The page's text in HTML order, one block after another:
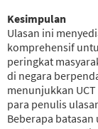
Kesimpulan
Ulasan ini
komprehensif
peringkat
di negara
menunjukkan
para penulis
Beberapa